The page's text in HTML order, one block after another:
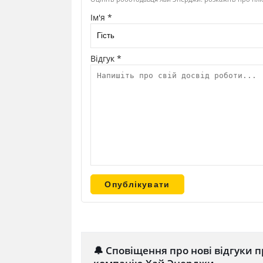
Ім'я *
Відгук *
🔔 Сповіщення про нові відгуки